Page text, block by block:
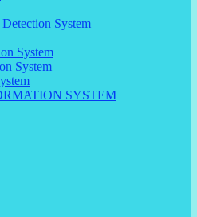
Detection System
System
System
SYSTEM